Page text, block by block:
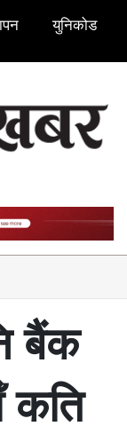
युनिकोड
बैंक
कति